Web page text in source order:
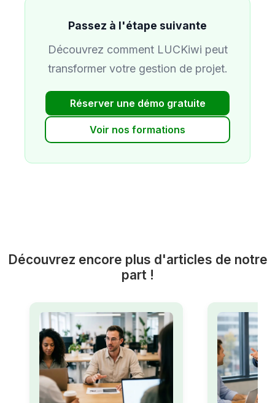
Passez à l'étape suivante
Découvrez comment LUCKiwi peut
transformer votre gestion de projet.
Réserver une démo gratuite
Voir nos formations
Découvrez encore plus d'articles de notre
part !